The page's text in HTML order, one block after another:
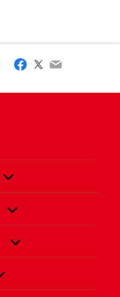
Facebook
Twitter
Email